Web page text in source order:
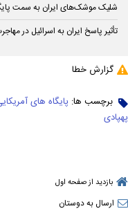
شلیک موشک‌های ایران به سمت
تأثیر پاسخ ایران به اسرائیل در
گزارش خطا
برچسب ها: پایگاه های
پهپادی
بازدید از صفحه اول
ارسال به دوستان